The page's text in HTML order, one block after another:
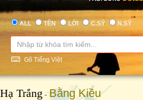
ALL TÊN LỜI C.SỸ N.SỸ
Gõ Tiếng Việt
Hạ Trắng -Bằng Kiều